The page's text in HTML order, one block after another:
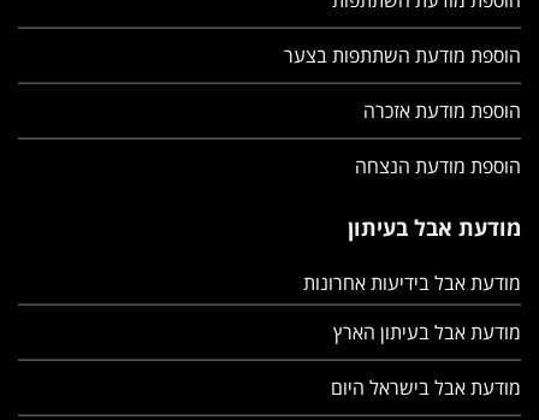
הוספת מודעת השתתפות בצער
הוספת מודעת אזכרה
הוספת מודעת הנצחה
מודעת אבל בעיתון
מודעת אבל בידיעות אחרונות
מודעת אבל בעיתון הארץ
מודעת אבל בישראל היום